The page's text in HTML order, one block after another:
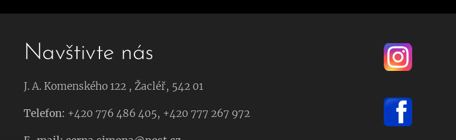
Navštivte nás
J. A. Komenského 122 , Žacléř, 542 01
Telefon: +420 776 486 405, +420 777 267 972